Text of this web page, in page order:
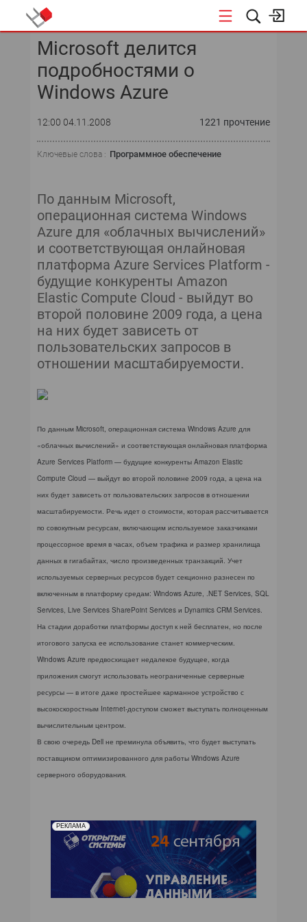
БЕЗОПАСНОСТЬ
АВТОМАТИЗАЦИЯ
КОМПЬЮТЕРНЫЙ МИР
ИТ В ЗДРАВООХРАНЕНИИ
ЭКСПЕРТИЗА
ПРЕСС-РЕЛИЗЫ
АРХИВ ЖУРНАЛОВ
ПОДПИСКА
Microsoft делится
подробностями о
Windows Azure
12:00 04.11.2008 1221 прочтение
Ключевые слова : Программное обеспечение
По данным Microsoft,
операционная система Windows
Azure для «облачных вычислений»
и соответствующая онлайновая
платформа Azure Services Platform -
будущие конкуренты Amazon
Elastic Compute Cloud - выйдут во
второй половине 2009 года, а цена
на них будет зависеть от
пользовательских запросов в
отношении масштабируемости.
По данным Microsoft, операционная система Windows Azure для
«облачных вычислений» и соответствующая онлайновая платформа
Azure Services Platform — будущие конкуренты Amazon Elastic
Compute Cloud — выйдут во второй половине 2009 года, а цена на
них будет зависеть от пользовательских запросов в отношении
масштабируемости. Речь идет о стоимости, которая рассчитывается
по совокупным ресурсам, включающим используемое заказчиками
процессорное время в часах, объем трафика и размер хранилища
данных в гигабайтах, число произведенных транзакций. Учет
используемых серверных ресурсов будет секционно разнесен по
включенным в платформу средам: Windows Azure, .NET Services, SQL
Services, Live Services SharePoint Services и Dynamics CRM Services.
На стадии доработки платформы доступ к ней бесплатен, но после
итогового запуска ее использование станет коммерческим.
Windows Azure предвосхищает недалекое будущее, когда
приложения смогут использовать неограниченные серверные
ресурсы — в итоге даже простейшее карманное устройство с
высокоскоростным Internet-доступом сможет выступать полноценным
вычислительным центром.
В свою очередь Dell не преминула объявить, что будет выступать
поставщиком оптимизированного для работы Windows Azure
серверного оборудования.
РЕКЛАМА